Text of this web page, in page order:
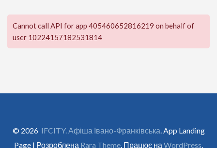
Cannot call API for app 405460652816219 on behalf of
user 10224157182531814
© 2026 IFCITY. Афіша Івано-Франківська . App Landing
Page | Розроблена Rara Theme . Працює на WordPress